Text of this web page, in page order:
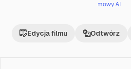
mowy AI
Edycja filmu Odtwórz